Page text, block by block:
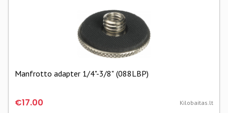
Manfrotto adapter 1/4"-3/8" (088LBP)
€17.00 Kilobaitas.lt